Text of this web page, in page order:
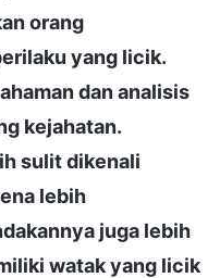
orang
yang licik.
dan analisis
kejahatan.
sulit dikenali
lebih
juga lebih
watak yang licik